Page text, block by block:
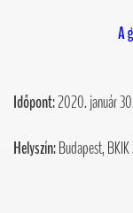
A
Időpont:2020. január
Helyszín:Budapest,